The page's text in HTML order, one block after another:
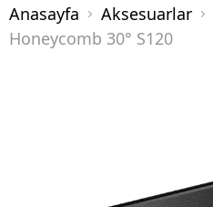
Anasayfa Aksesuarlar
Honeycomb 30° S120